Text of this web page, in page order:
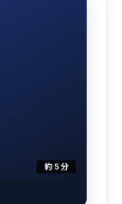
約 5 分